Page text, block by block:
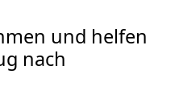
und helfen
nach